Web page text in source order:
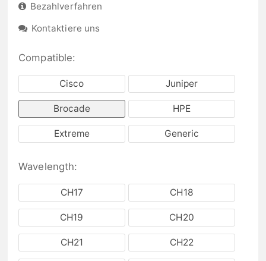
Bezahlverfahren
Kontaktiere uns
Compatible:
Cisco Juniper
Brocade HPE
Extreme Generic
Wavelength:
CH17 CH18
CH19 CH20
CH21 CH22